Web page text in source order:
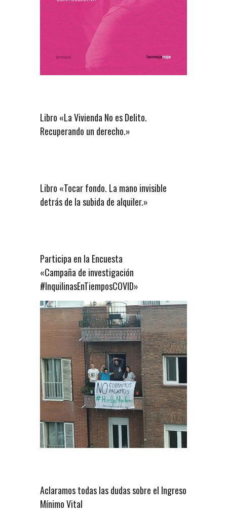
Libro «La Vivienda No es Delito.
Recuperando un derecho.»
Libro «Tocar fondo. La mano invisible
detrás de la subida de alquiler.»
Participa en la Encuesta
«Campaña de investigación
#InquilinasEnTiemposCOVID»
Aclaramos todas las dudas sobre el Ingreso
Mínimo Vital